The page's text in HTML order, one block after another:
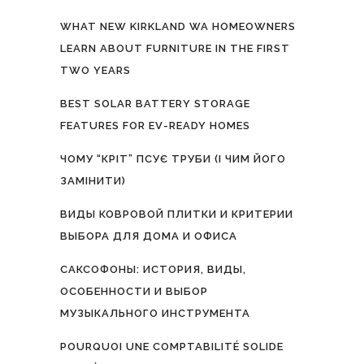
WHAT NEW KIRKLAND WA HOMEOWNERS
LEARN ABOUT FURNITURE IN THE FIRST
TWO YEARS
BEST SOLAR BATTERY STORAGE
FEATURES FOR EV-READY HOMES
ЧОМУ “КРІТ” ПСУЄ ТРУБИ (І ЧИМ ЙОГО
ЗАМІНИТИ)
ВИДЫ КОВРОВОЙ ПЛИТКИ И КРИТЕРИИ
ВЫБОРА ДЛЯ ДОМА И ОФИСА
САКСОФОНЫ: ИСТОРИЯ, ВИДЫ,
ОСОБЕННОСТИ И ВЫБОР
МУЗЫКАЛЬНОГО ИНСТРУМЕНТА
POURQUOI UNE COMPTABILITÉ SOLIDE